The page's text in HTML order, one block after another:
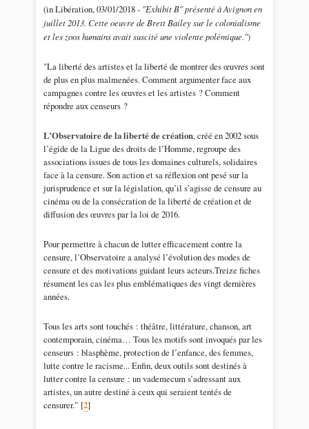
(in Libération, 03/01/2018 - "Exhibit B" présenté à Avignon en
juillet 2013. Cette oeuvre de Brett Bailey sur le colonialisme
et les zoos humains avait suscité une violente polémique.")
"La liberté des artistes et la liberté de montrer des œuvres sont
de plus en plus malmenées. Comment argumenter face aux
campagnes contre les œuvres et les artistes ? Comment
répondre aux censeurs ?
L’Observatoire de la liberté de création, créé en 2002 sous
l’égide de la Ligue des droits de l’Homme, regroupe des
associations issues de tous les domaines culturels, solidaires
face à la censure. Son action et sa réflexion ont pesé sur la
jurisprudence et sur la législation, qu’il s’agisse de censure au
cinéma ou de la consécration de la liberté de création et de
diffusion des œuvres par la loi de 2016.
Pour permettre à chacun de lutter efficacement contre la
censure, l’Observatoire a analysé l’évolution des modes de
censure et des motivations guidant leurs acteurs.Treize fiches
résument les cas les plus emblématiques des vingt dernières
années.
Tous les arts sont touchés : théâtre, littérature, chanson, art
contemporain, cinéma… Tous les motifs sont invoqués par les
censeurs : blasphème, protection de l’enfance, des femmes,
lutte contre le racisme... Enfin, deux outils sont destinés à
lutter contre la censure : un vademecum s’adressant aux
artistes, un autre destiné à ceux qui seraient tentés de
censurer."[2]